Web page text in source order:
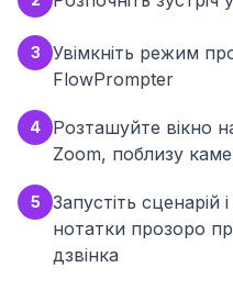
3
Увімкніть режим
FlowPrompter
4
Розташуйте вікно
Zoom, поблизу
5
Запустіть
нотатки прозоро
дзвінка